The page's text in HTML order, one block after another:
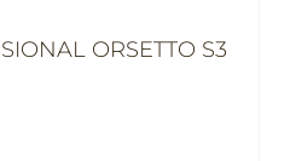
ORSETTO S3